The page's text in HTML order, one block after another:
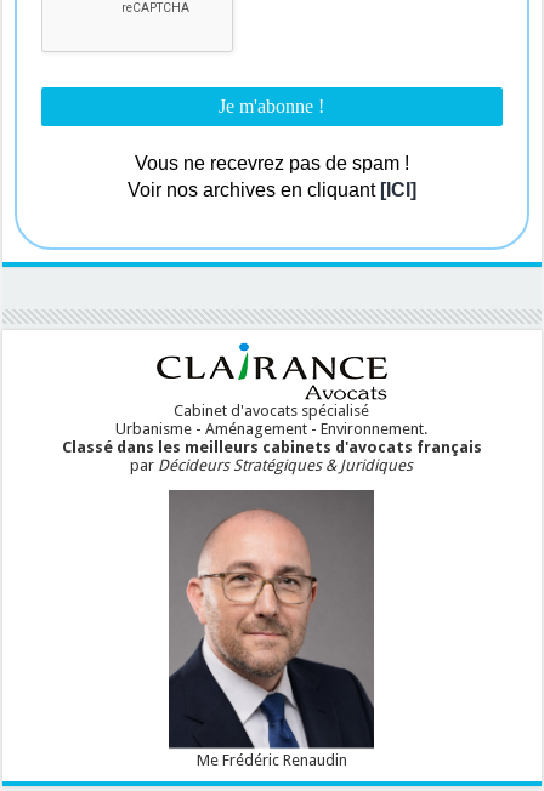
Vous ne recevrez pas de spam !
Voir nos archives en cliquant [ICI]
Cabinet d'avocats spécialisé
Urbanisme - Aménagement - Environnement.
Classé dans les meilleurs cabinets d'avocats français
par Décideurs Stratégiques & Juridiques
Me Frédéric Renaudin